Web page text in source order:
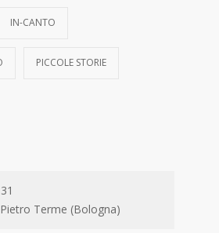
IN-CANTO
PICCOLE STORIE
Terme (Bologna)